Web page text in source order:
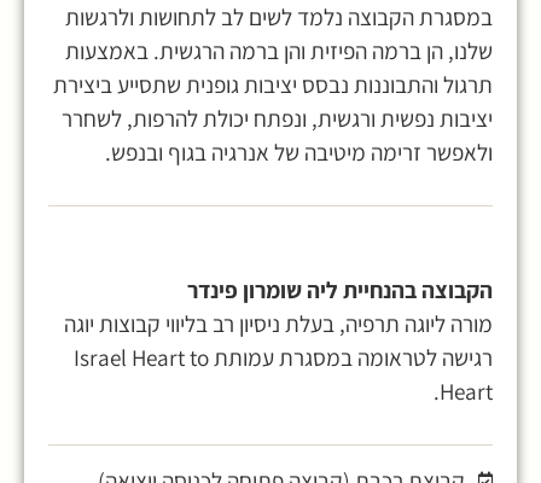
במסגרת הקבוצה נלמד לשים לב לתחושות ולרגשות
שלנו, הן ברמה הפיזית והן ברמה הרגשית. באמצעות
תרגול והתבוננות נבסס יציבות גופנית שתסייע ביצירת
יציבות נפשית ורגשית, ונפתח יכולת להרפות, לשחרר
ולאפשר זרימה מיטיבה של אנרגיה בגוף ובנפש.
הקבוצה בהנחיית ליה שומרון פינדר
מורה ליוגה תרפיה, בעלת ניסיון רב בליווי קבוצות יוגה
רגישה לטראומה במסגרת עמותת Israel Heart to
Heart.